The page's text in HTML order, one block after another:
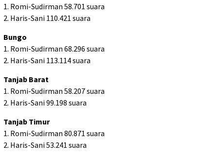
1. Romi-Sudirman 58.701 suara
2. Haris-Sani 110.421 suara
Bungo
1. Romi-Sudirman 68.296 suara
2. Haris-Sani 113.114 suara
Tanjab Barat
1. Romi-Sudirman 58.207 suara
2. Haris-Sani 99.198 suara
Tanjab Timur
1. Romi-Sudirman 80.871 suara
2. Haris-Sani 53.241 suara